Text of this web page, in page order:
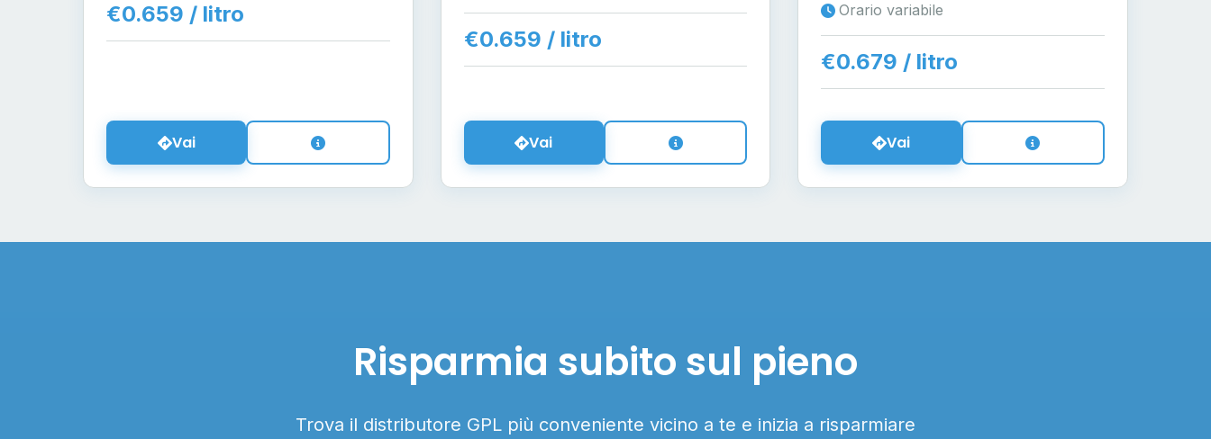
€0.659 / litro
Vai
€0.659 / litro
Vai
Orario variabile
€0.679 / litro
Vai
Risparmia subito sul pieno
Trova il distributore GPL più conveniente vicino a te e inizia a risparmiare